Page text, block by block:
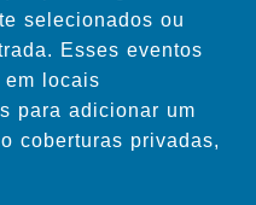
selecionados ou
Esses eventos
em locais
para adicionar um
coberturas privadas,